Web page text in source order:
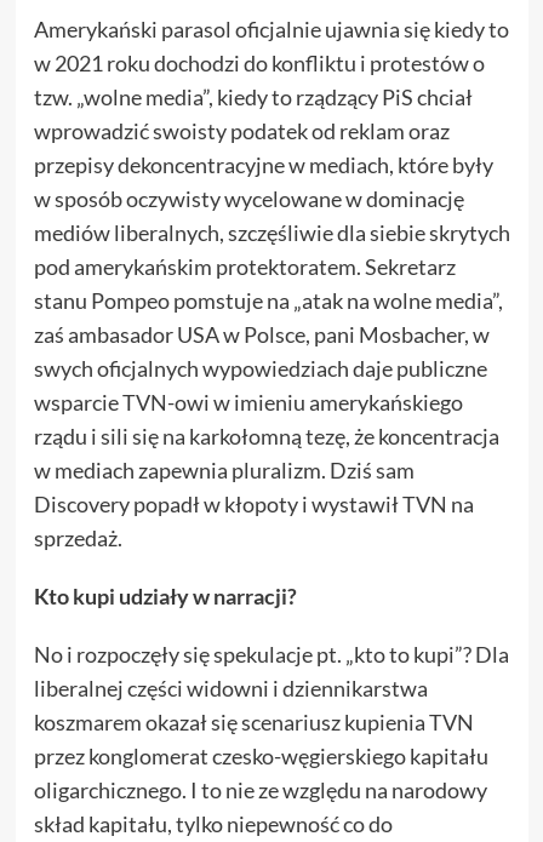
Amerykański parasol oficjalnie ujawnia się kiedy to
w 2021 roku dochodzi do konfliktu i protestów o
tzw. „wolne media”, kiedy to rządzący PiS chciał
wprowadzić swoisty podatek od reklam oraz
przepisy dekoncentracyjne w mediach, które były
w sposób oczywisty wycelowane w dominację
mediów liberalnych, szczęśliwie dla siebie skrytych
pod amerykańskim protektoratem. Sekretarz
stanu Pompeo pomstuje na „atak na wolne media”,
zaś ambasador USA w Polsce, pani Mosbacher, w
swych oficjalnych wypowiedziach daje publiczne
wsparcie TVN-owi w imieniu amerykańskiego
rządu i sili się na karkołomną tezę, że koncentracja
w mediach zapewnia pluralizm. Dziś sam
Discovery popadł w kłopoty i wystawił TVN na
sprzedaż.
Kto kupi udziały w narracji?
No i rozpoczęły się spekulacje pt. „kto to kupi”? Dla
liberalnej części widowni i dziennikarstwa
koszmarem okazał się scenariusz kupienia TVN
przez konglomerat czesko-węgierskiego kapitału
oligarchicznego. I to nie ze względu na narodowy
skład kapitału, tylko niepewność co do